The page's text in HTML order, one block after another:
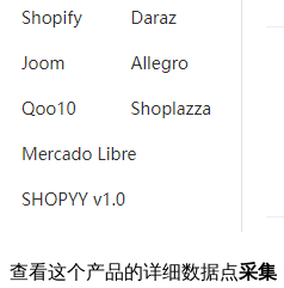
查看这个产品的详细数据点采集